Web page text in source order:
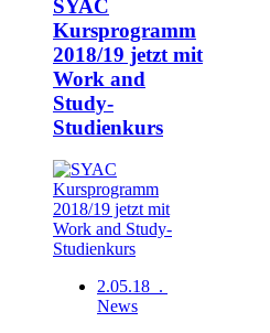
SYAC
Kursprogramm
2018/19 jetzt mit
Work and
Study-
Studienkurs
2.05.18 .
News